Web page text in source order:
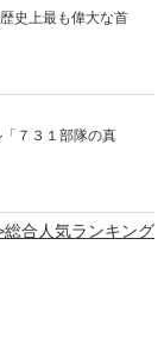
史上最も偉大な首
７３１部隊の真
総合人気ランキング